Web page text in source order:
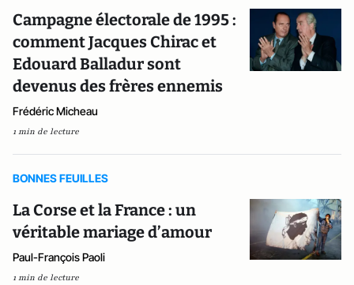
Campagne électorale de 1995 :
comment Jacques Chirac et
Edouard Balladur sont
devenus des frères ennemis
Frédéric Micheau
1 min de lecture
BONNES FEUILLES
La Corse et la France : un
véritable mariage d’amour
Paul-François Paoli
1 min de lecture